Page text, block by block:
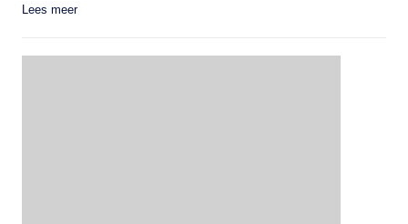
Lees meer